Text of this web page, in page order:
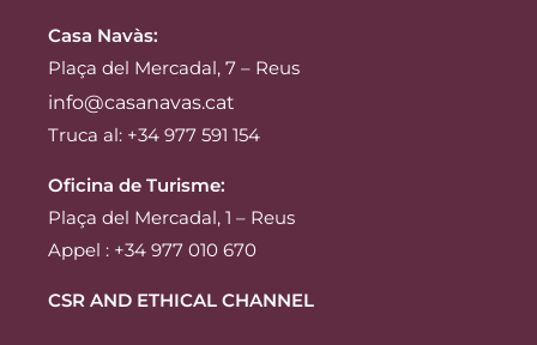
Casa Navàs:
Plaça del Mercadal, 7 – Reus
info@casanavas.cat
Truca al: +34 977 591 154
Oficina de Turisme:
Plaça del Mercadal, 1 – Reus
Appel : +34 977 010 670
CSR AND ETHICAL CHANNEL